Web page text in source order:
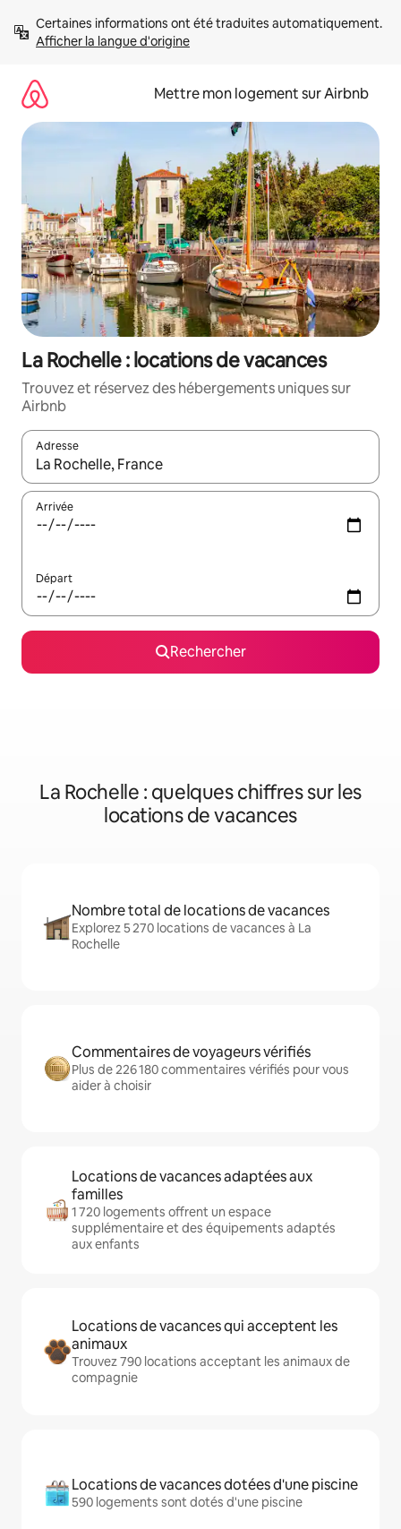
directement
Afficher la langue d'origine
Mettre mon logement sur Airbnb
La Rochelle : locations de vacances
Trouvez et réservez des hébergements uniques sur
Airbnb
Adresse
Lorsque les résultats s'affichent, utilisez les flèches vers le
Arrivée
Départ
Rechercher
La Rochelle : quelques chiffres sur les
locations de vacances
Nombre total de locations de vacances
Explorez 5 270 locations de vacances à La
Rochelle
Commentaires de voyageurs vérifiés
Plus de 226 180 commentaires vérifiés pour vous
aider à choisir
Locations de vacances adaptées aux
familles
1 720 logements offrent un espace
supplémentaire et des équipements adaptés
aux enfants
Locations de vacances qui acceptent les
animaux
Trouvez 790 locations acceptant les animaux de
compagnie
Locations de vacances dotées d'une piscine
590 logements sont dotés d'une piscine